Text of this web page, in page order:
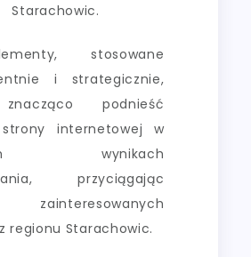
Starachowic.
stosowane
i strategicznie,
podnieść
internetowej w
wynikach
przyciągając
zainteresowanych
regionu Starachowic.